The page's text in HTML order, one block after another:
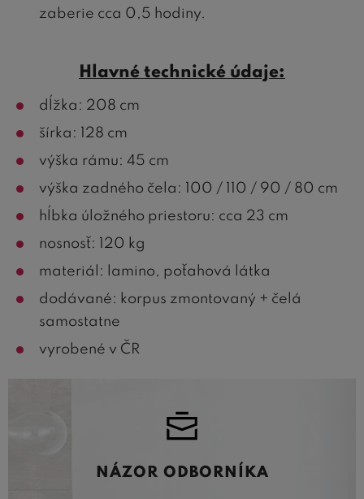
zaberie cca 0,5 hodiny.
Hlavné technické údaje:
dĺžka: 208 cm
šírka: 128 cm
výška rámu: 45 cm
výška zadného čela: 100 / 110 / 90 / 80 cm
hĺbka úložného priestoru: cca 23 cm
nosnosť: 120 kg
materiál: lamino, poťahová látka
dodávané: korpus zmontovaný + čelá
samostatne
vyrobené v ČR
NÁZOR ODBORNÍKA